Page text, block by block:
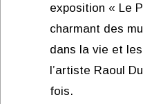
exposition « Le
charmant des
dans la vie et
l’artiste Raoul
fois.